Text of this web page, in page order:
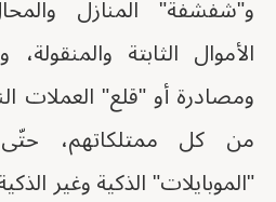
و"شفشفة" المنازل
الأموال الثابتة
ومصادرة أو "قلع" العملات
من كل ممتلكاتهم، حتّى
"الموبايلات" الذكية وغير